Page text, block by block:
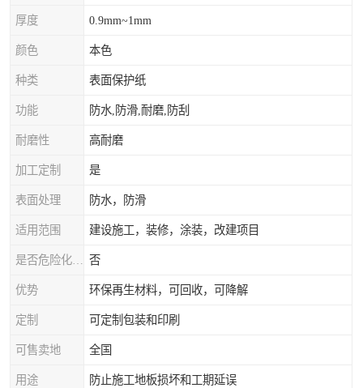
厚度 0.9mm~1mm
颜色 本色
种类 表面保护纸
功能 防水,防滑,耐磨,防刮
耐磨性 高耐磨
加工定制 是
表面处理 防水，防滑
适用范围 建设施工，装修，涂装，改建项目
否
优势 环保再生材料，可回收，可降解
定制 可定制包装和印刷
可售卖地 全国
用途 防止施工地板损坏和工期延误